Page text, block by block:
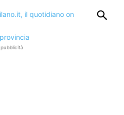
pubblicità